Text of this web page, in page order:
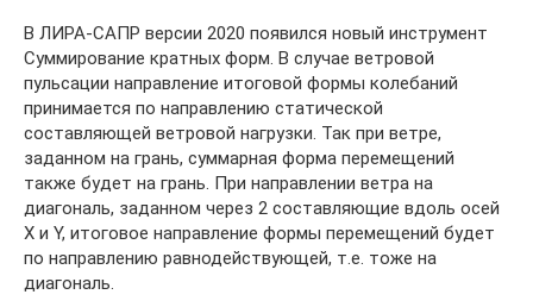
В ЛИРА-САПР версии 2020 появился новый инструмент
Суммирование кратных форм. В случае ветровой
пульсации направление итоговой формы колебаний
принимается по направлению статической
составляющей ветровой нагрузки. Так при ветре,
заданном на грань, суммарная форма перемещений
также будет на грань. При направлении ветра на
диагональ, заданном через 2 составляющие вдоль осей
X и Y, итоговое направление формы перемещений будет
по направлению равнодействующей, т.е. тоже на
диагональ.